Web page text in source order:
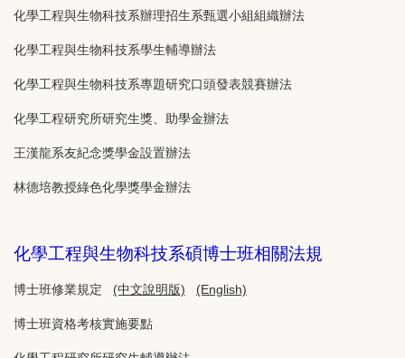
化學工程與生物科技系辦理招生系甄選小組組織辦法
化學工程與生物科技系學生輔導辦法
化學工程與生物科技系專題研究口頭發表競賽辦法
化學工程研究所研究生獎、助學金辦法
王漢龍系友紀念獎學金設置辦法
林德培教授綠色化學獎學金辦法
化學工程與生物科技系碩博士班相關法規
博士班修業規定 (中文說明版) (English)
博士班資格考核實施要點